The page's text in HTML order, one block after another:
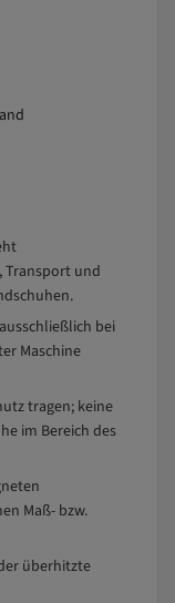
Transport und
bei
Maschine
tragen; keine
im Bereich des
Maß- bzw.
überhitzte